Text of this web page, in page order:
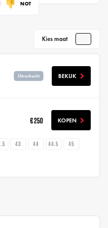
NOT
Kies maat
Uitverkocht BEKIJK
€ 250 KOPEN
43 44 44.5
45